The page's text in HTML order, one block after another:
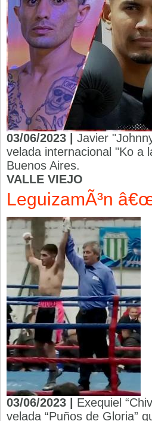
03/06/2023 | Javier
velada internacional "Ko a
Buenos Aires.
VALLE VIEJO
LeguizamÃ³n
03/06/2023 | Exequiel
velada “Puños de Gloria”